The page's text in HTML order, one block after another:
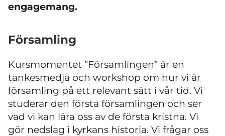
engagemang.
Församling
Kursmomentet ”Församlingen” är en
tankesmedja och workshop om hur vi är
församling på ett relevant sätt i vår tid. Vi
studerar den första församlingen och ser
vad vi kan lära oss av de första kristna. Vi
gör nedslag i kyrkans historia. Vi frågar oss